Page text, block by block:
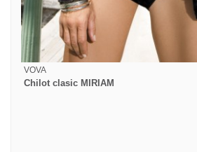
VOVA
Chilot clasic MIRIAM